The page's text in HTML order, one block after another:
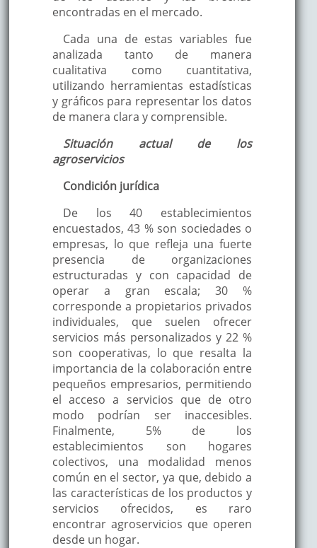
encontradas en el mercado.
Cada una de estas variables fue
analizada tanto de manera
cualitativa como cuantitativa,
utilizando herramientas estadísticas
y gráficos para representar los datos
de manera clara y comprensible.
Situación actual de los
agroservicios
Condición jurídica
De los 40 establecimientos
encuestados, 43 % son sociedades o
empresas, lo que refleja una fuerte
presencia de organizaciones
estructuradas y con capacidad de
operar a gran escala; 30 %
corresponde a propietarios privados
individuales, que suelen ofrecer
servicios más personalizados y 22 %
son cooperativas, lo que resalta la
importancia de la colaboración entre
pequeños empresarios, permitiendo
el acceso a servicios que de otro
modo podrían ser inaccesibles.
Finalmente, 5% de los
establecimientos son hogares
colectivos, una modalidad menos
común en el sector, ya que, debido a
las características de los productos y
servicios ofrecidos, es raro
encontrar agroservicios que operen
desde un hogar.